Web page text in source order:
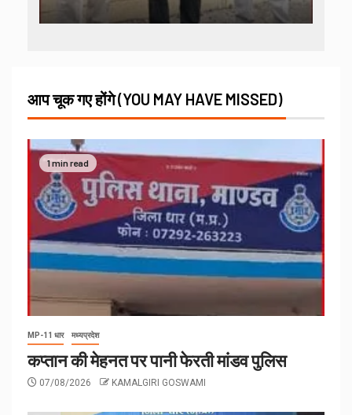
आप चूक गए होंगे (YOU MAY HAVE MISSED)
1 min read
MP-11 धार मध्यप्रदेश
कप्तान की मेहनत पर पानी फेरती मांडव पुलिस
07/08/2026 KAMALGIRI GOSWAMI